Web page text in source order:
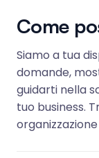
Come
Siamo a tua
domande,
guidarti nella
tuo business.